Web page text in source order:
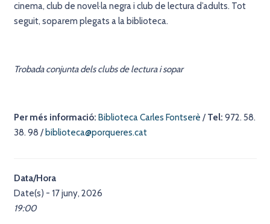
cinema, club de novel·la negra i club de lectura d’adults. Tot
seguit, soparem plegats a la biblioteca.
Trobada conjunta dels clubs de lectura i sopar
Per més informació: Biblioteca Carles Fontserè /Tel: 972. 58.
38. 98 / biblioteca@porqueres.cat
Data/Hora
Date(s) - 17 juny, 2026
19:00